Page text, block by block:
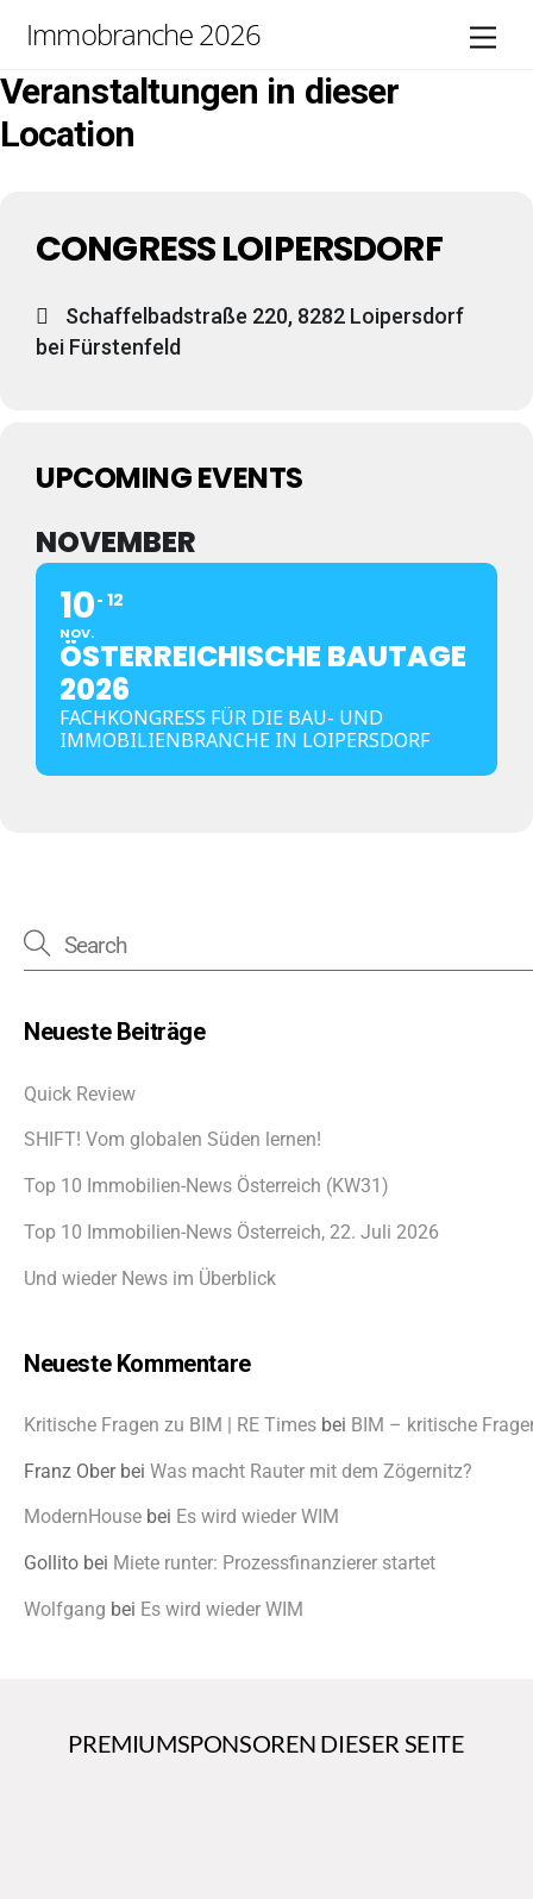
content
Immobranche 2026
Veranstaltungen in dieser
Location
CONGRESS LOIPERSDORF
Schaffelbadstraße 220, 8282 Loipersdorf
bei Fürstenfeld
UPCOMING EVENTS
NOVEMBER
10
NOV.
12
ÖSTERREICHISCHE BAUTAGE
2026
FACHKONGRESS FÜR DIE BAU- UND
IMMOBILIENBRANCHE IN LOIPERSDORF
Neueste Beiträge
Quick Review
SHIFT! Vom globalen Süden lernen!
Top 10 Immobilien-News Österreich (KW31)
Top 10 Immobilien-News Österreich, 22. Juli 2026
Und wieder News im Überblick
Neueste Kommentare
Kritische Fragen zu BIM | RE Times bei BIM – kritische
Franz Oberbei Was macht Rauter mit dem Zögernitz?
ModernHouse bei Es wird wieder WIM
Gollito bei Miete runter: Prozessfinanzierer startet
Wolfgang bei Es wird wieder WIM
PREMIUMSPONSOREN DIESER SEITE